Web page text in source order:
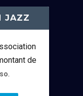
JAZZ
de
.